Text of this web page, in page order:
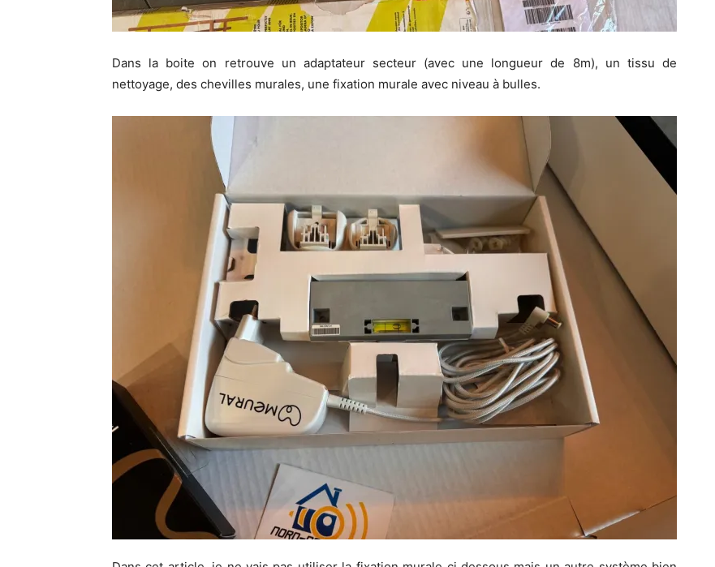
Dans la boite on retrouve un adaptateur secteur (avec une longueur de 8m), un tissu de
nettoyage, des chevilles murales, une fixation murale avec niveau à bulles.